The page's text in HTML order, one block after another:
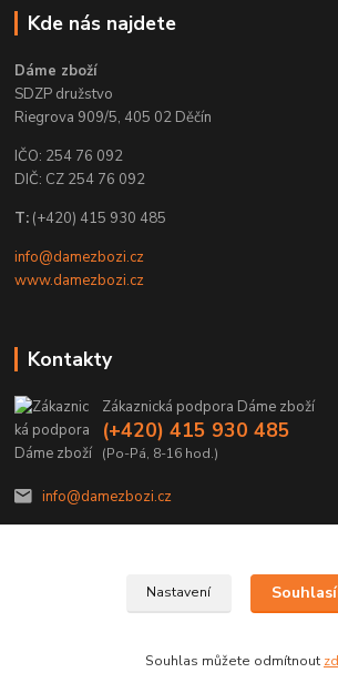
Kde nás najdete
Dáme zboží
SDZP družstvo
Riegrova 909/5, 405 02 Děčín
IČO: 254 76 092
DIČ: CZ 254 76 092
T: (+420) 415 930 485
info@damezbozi.cz
www.damezbozi.cz
Kontakty
Zákaznická podpora Dáme zboží
(+420) 415 930 485
(Po-Pá, 8-16 hod.)
info@damezbozi.cz
@2022 Dáme zboží je provozováno
Nastavení
Souhlas můžete odmítnout